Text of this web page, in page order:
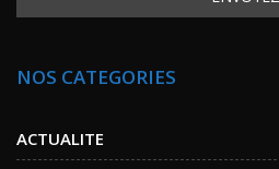
NOS CATEGORIES
ACTUALITE